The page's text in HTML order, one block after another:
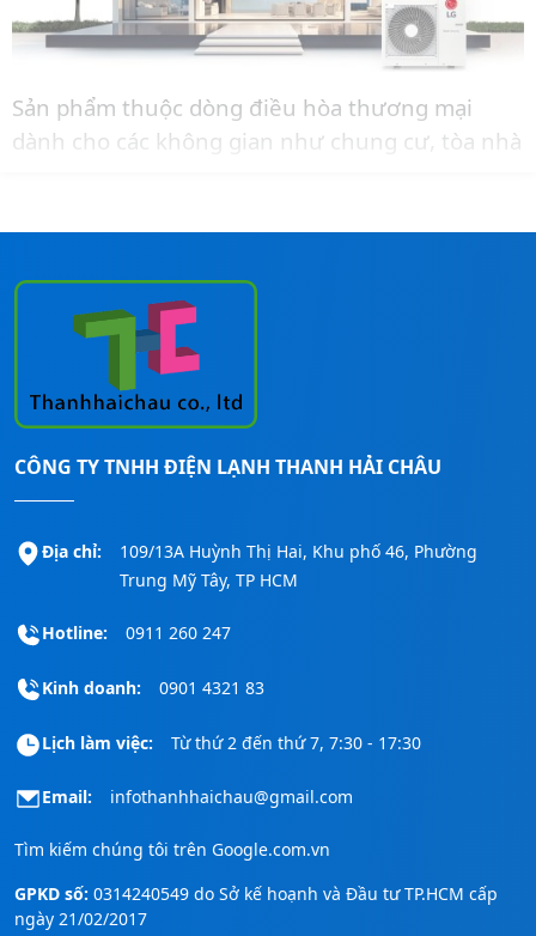
Sản phẩm thuộc dòng điều hòa thương mại
dành cho các không gian như chung cư, tòa nhà
tư vấn thêm và báo giá lắp đặt cho công trình.
CÔNG TY TNHH ĐIỆN LẠNH THANH HẢI CHÂU
Địa chỉ:
109/13A Huỳnh Thị Hai, Khu phố 46, Phường
Trung Mỹ Tây, TP HCM
Hotline: 0911 260 247
Kinh doanh: 0901 4321 83
Lịch làm việc: Từ thứ 2 đến thứ 7, 7:30 - 17:30
Email: infothanhhaichau@gmail.com
Tìm kiếm chúng tôi trên Google.com.vn
GPKD số: 0314240549 do Sở kế hoạnh và Đầu tư TP.HCM cấp
ngày 21/02/2017